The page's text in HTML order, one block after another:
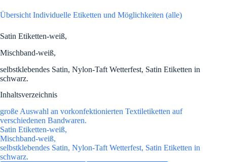
Übersicht Individuelle Etiketten und Möglichkeiten (alle)
Satin Etiketten-weiß,
Mischband-weiß,
selbstklebendes Satin, Nylon-Taft Wetterfest, Satin Etiketten in
schwarz.
Inhaltsverzeichnis
große Auswahl an vorkonfektionierten Textiletiketten auf
verschiedenen Bandwaren.
Satin Etiketten-weiß,
Mischband-weiß,
selbstklebendes Satin, Nylon-Taft Wetterfest, Satin Etiketten in
schwarz.